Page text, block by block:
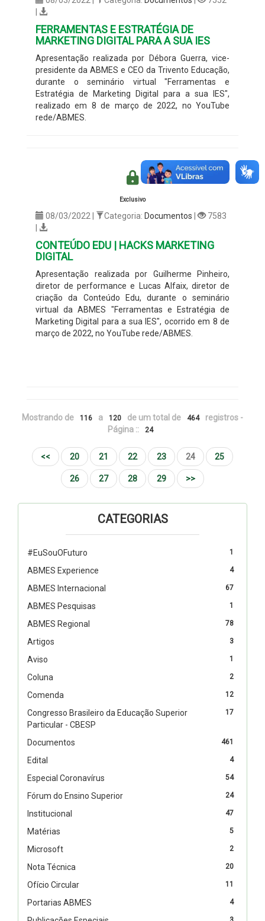
FERRAMENTAS E ESTRATÉGIA DE
MARKETING DIGITAL PARA A SUA IES
Apresentação realizada por Débora Guerra, vice-
presidente da ABMES e CEO da Trivento Educação,
durante o seminário virtual "Ferramentas e
Estratégia de Marketing Digital para a sua IES",
realizado em 8 de março de 2022, no YouTube
rede/ABMES.
Exclusivo
08/03/2022 | Categoria: Documentos |
7583
CONTEÚDO EDU | HACKS MARKETING
DIGITAL
Apresentação realizada por Guilherme Pinheiro,
diretor de performance e Lucas Alfaix, diretor de
criação da Conteúdo Edu, durante o seminário
virtual da ABMES "Ferramentas e Estratégia de
Marketing Digital para a sua IES", ocorrido em 8 de
março de 2022, no YouTube rede/ABMES.
Mostrando de 116 a 120 de um total de 464
registros -
Página ::
24
<< 20 21 22 23 24 25
26 27 28 29 >>
CATEGORIAS
1
#EuSouOFuturo
4
ABMES Experience
67
ABMES Internacional
1
ABMES Pesquisas
78
ABMES Regional
3
Artigos
1
Aviso
2
Coluna
12
Comenda
17
Congresso Brasileiro da Educação Superior
Particular - CBESP
461
Documentos
4
Edital
54
Especial Coronavírus
24
Fórum do Ensino Superior
47
Institucional
5
Matérias
2
Microsoft
20
Nota Técnica
11
Ofício Circular
4
Portarias ABMES